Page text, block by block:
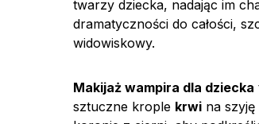
twarzy dziecka, nadając im
dramatyczności do całości,
widowiskowy.
Makijaż wampira dla dziecka
sztuczne krople krwi na